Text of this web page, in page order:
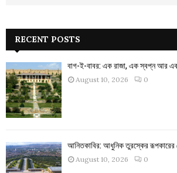
RECENT POSTS
বাগ-ই-বাবর: এক রাজা, এক স্বপ্ন আর এক
August 10, 2026 0
আনিতকাবির: আধুনিক তুরস্কের রূপকারের
August 10, 2026 0